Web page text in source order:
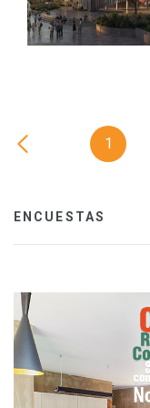
1
ENCUESTAS